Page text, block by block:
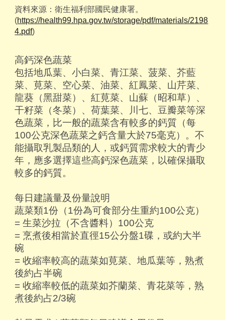
資料來源：衛生福利部國民健康署。
(https://health99.hpa.gov.tw/storage/pdf/materials/2198
4.pdf)
高鈣深色蔬菜
包括地瓜葉、小白菜、青江菜、菠菜、芥藍
菜、莧菜、空心菜、油菜、紅鳳菜、山芹菜、
龍葵（黑甜菜）、紅莧菜、山蘇（昭和草）、
干籽菜（冬菜）、荷葉菜、川七、豆瓣菜等深
色蔬菜，比一般的蔬菜含有較多的鈣質（每
100公克深色蔬菜之鈣含量大於75毫克）。不
能攝取乳製品類的人，或鈣質需求較大的青少
年，應多選擇這些高鈣深色蔬菜，以確保攝取
較多的鈣質。
每日建議量及份量說明
蔬菜類1份（1份為可食部分生重約100公克）
= 生菜沙拉（不含醬料）100公克
= 烹煮後相當於直徑15公分盤1碟，或約大半
碗
= 收縮率較高的蔬菜如莧菜、地瓜葉等，熟煮
後約占半碗
= 收縮率較低的蔬菜如芥蘭菜、青花菜等，熟
煮後約占2/3碗